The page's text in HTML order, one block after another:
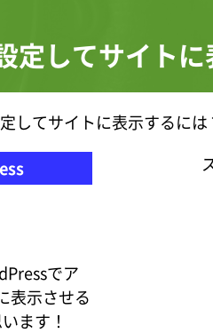
してサイトに
してサイトに表示するには
でア
表示させる
ます！